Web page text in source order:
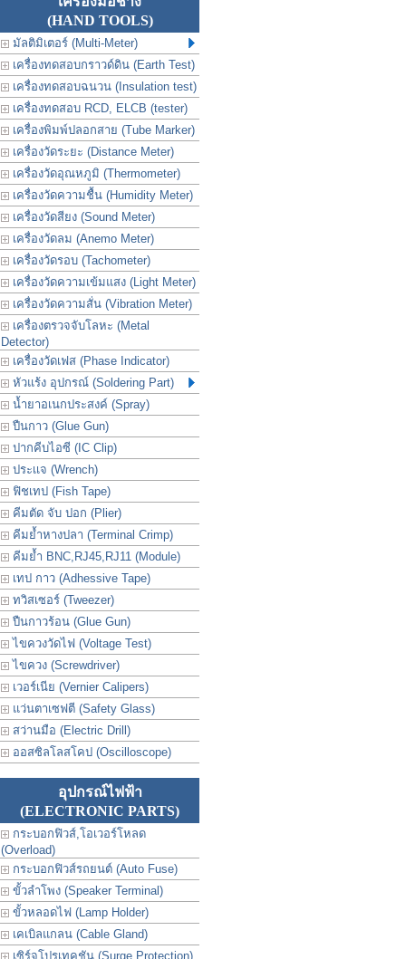
(HAND TOOLS)
มัลติมิเตอร์ (Multi-Meter)
เครื่องทดสอบกราวด์ดิน (Earth Test)
เครื่องทดสอบฉนวน (Insulation test)
เครื่องทดสอบ RCD, ELCB (tester)
เครื่องพิมพ์ปลอกสาย (Tube Marker)
เครื่องวัดระยะ (Distance Meter)
เครื่องวัดอุณหภูมิ (Thermometer)
เครื่องวัดความชื้น (Humidity Meter)
เครื่องวัดสียง (Sound Meter)
เครื่องวัดลม (Anemo Meter)
เครื่องวัดรอบ (Tachometer)
เครื่องวัดความเข้มแสง (Light Meter)
เครื่องวัดความสั่น (Vibration Meter)
เครื่องตรวจจับโลหะ (Metal
Detector)
เครื่องวัดเฟส (Phase Indicator)
หัวแร้ง อุปกรณ์ (Soldering Part)
น้ำยาอเนกประสงค์ (Spray)
ปืนกาว (Glue Gun)
ปากคีบไอซี (IC Clip)
ประเเจ (Wrench)
ฟิชเทป (Fish Tape)
คีมตัด จับ ปอก (Plier)
คีมย้ำหางปลา (Terminal Crimp)
คีมย้ำ BNC,RJ45,RJ11 (Module)
เทป กาว (Adhessive Tape)
ทวิสเซอร์ (Tweezer)
ปืนกาวร้อน (Glue Gun)
ไขควงวัดไฟ (Voltage Test)
ไขควง (Screwdriver)
เวอร์เนีย (Vernier Calipers)
แว่นตาเซฟตี (Safety Glass)
สว่านมือ (Electric Drill)
ออสซิลโลสโคป (Oscilloscope)
อุปกรณ์ไฟฟ้า
(ELECTRONIC PARTS)
กระบอกฟิวส์,โอเวอร์โหลด
(Overload)
กระบอกฟิวส์รถยนต์ (Auto Fuse)
ขั้วลำโพง (Speaker Terminal)
ขั้วหลอดไฟ (Lamp Holder)
เคเบิลแกลน (Cable Gland)
เซิร์จโปรเทคชัน (Surge Protection)